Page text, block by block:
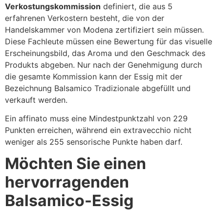
Verkostungskommission definiert, die aus 5
erfahrenen Verkostern besteht, die von der
Handelskammer von Modena zertifiziert sein müssen.
Diese Fachleute müssen eine Bewertung für das visuelle
Erscheinungsbild, das Aroma und den Geschmack des
Produkts abgeben. Nur nach der Genehmigung durch
die gesamte Kommission kann der Essig mit der
Bezeichnung Balsamico Tradizionale abgefüllt und
verkauft werden.
Ein affinato muss eine Mindestpunktzahl von 229
Punkten erreichen, während ein extravecchio nicht
weniger als 255 sensorische Punkte haben darf.
Möchten Sie einen
hervorragenden
Balsamico-Essig